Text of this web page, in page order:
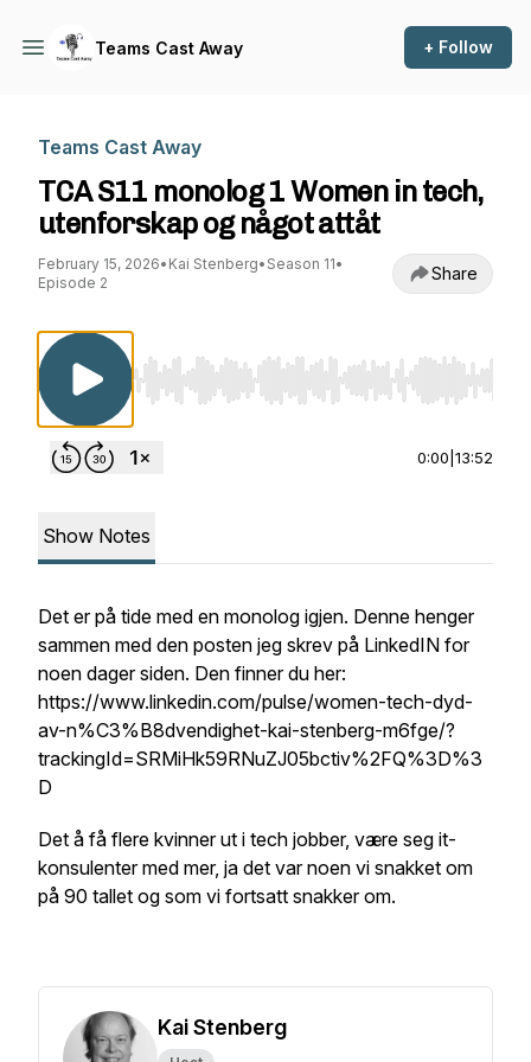
Teams Cast Away + Follow
Teams Cast Away
TCA S11 monolog 1 Women in tech,
utenforskap og något attåt
February 15, 2026• Kai Stenberg• Season 11•
Episode 2
Share
Use Left/Right to seek, Home/End to jump to
0:00 13:52
Show Notes
Det er på tide med en monolog igjen. Denne henger
sammen med den posten jeg skrev på LinkedIN for
noen dager siden. Den finner du her:
https://www.linkedin.com/pulse/women-tech-dyd-
av-n%C3%B8dvendighet-kai-stenberg-m6fge/?
trackingId=SRMiHk59RNuZJ05bctiv%2FQ%3D%3
D
Det å få flere kvinner ut i tech jobber, være seg it-
konsulenter med mer, ja det var noen vi snakket om
på 90 tallet og som vi fortsatt snakker om.
Kai Stenberg